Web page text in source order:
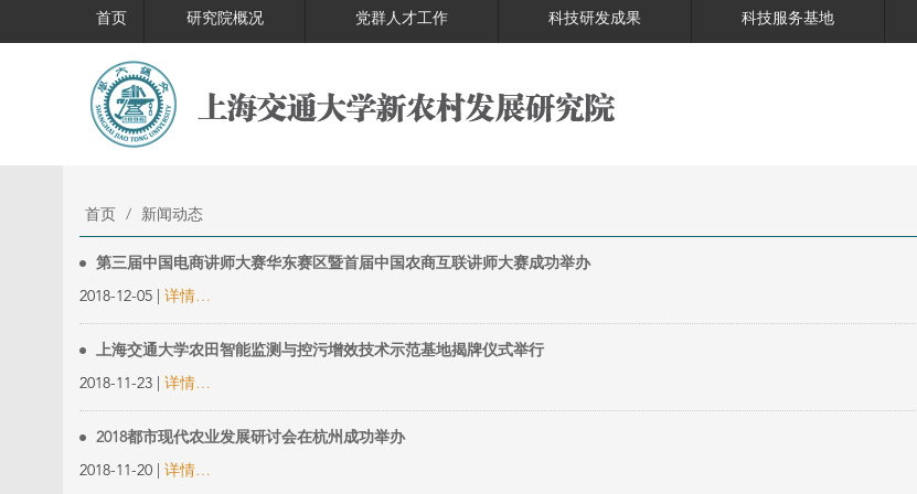
首页 研究院概况 党群人才工作 科技研发成果 科技服务基地
首页 / 新闻动态
第三届中国电商讲师大赛华东赛区暨首届中国农商互联讲师大赛成功举办
2018-12-05 | 详情…
上海交通大学农田智能监测与控污增效技术示范基地揭牌仪式举行
2018-11-23 | 详情…
2018都市现代农业发展研讨会在杭州成功举办
2018-11-20 | 详情…